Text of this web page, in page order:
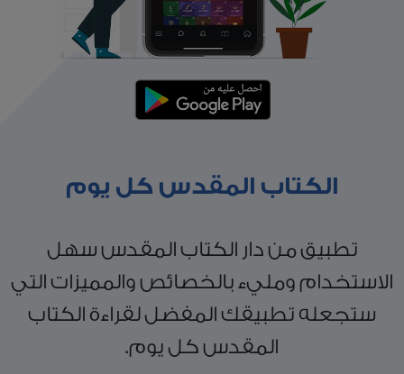
الكتاب المقدس كل يوم
تطبيق من دار الكتاب المقدس سهل
الاستخدام ومليء بالخصائص والمميزات التي
ستجعله تطبيقك المفضل لقراءة الكتاب
المقدس كل يوم.